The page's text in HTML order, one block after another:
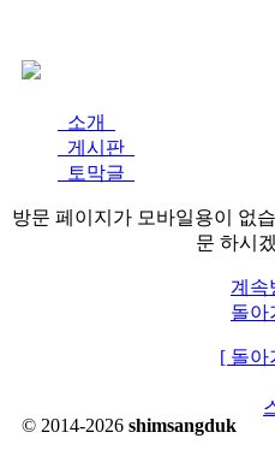
소개
게시판
토막글
방문 페이지가 모바일용이 없
문 하시
계속
돌아
[ 돌아
© 2014-2026 shimsangduk